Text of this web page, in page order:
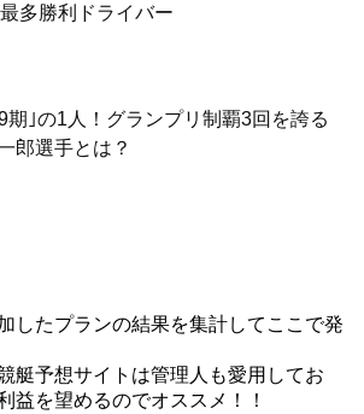
多勝利ドライバー
期｣の1人！グランプリ制覇3回を誇る
郎選手とは？
したプランの結果を集計してここで発
艇予想サイトは管理人も愛用してお
益を望めるのでオススメ！！